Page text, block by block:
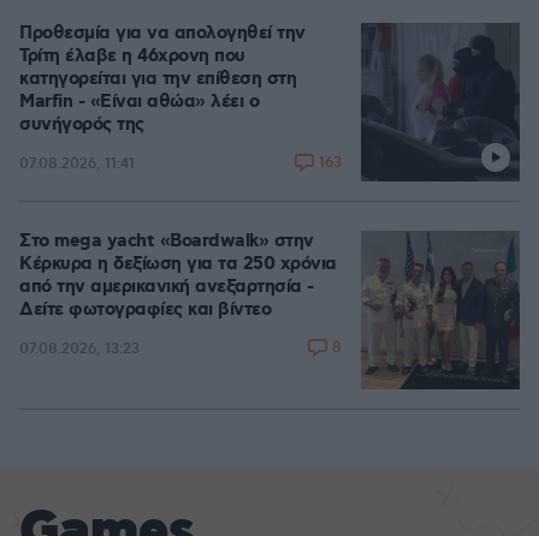
Προθεσμία για να απολογηθεί την
Τρίτη έλαβε η 46χρονη που
κατηγορείται για την επίθεση στη
Marfin - «Είναι αθώα» λέει ο
συνήγορός της
07.08.2026, 11:41 163
Στο mega yacht «Boardwalk» στην
Κέρκυρα η δεξίωση για τα 250 χρόνια
από την αμερικανική ανεξαρτησία -
Δείτε φωτογραφίες και βίντεο
07.08.2026, 13:23 8